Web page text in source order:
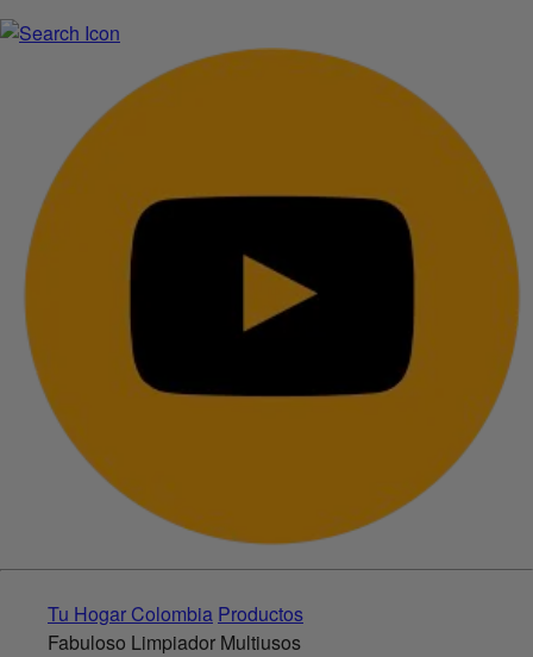
Tu Hogar Colombia Productos
Fabuloso Limpiador Multiusos